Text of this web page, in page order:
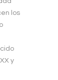
los
y